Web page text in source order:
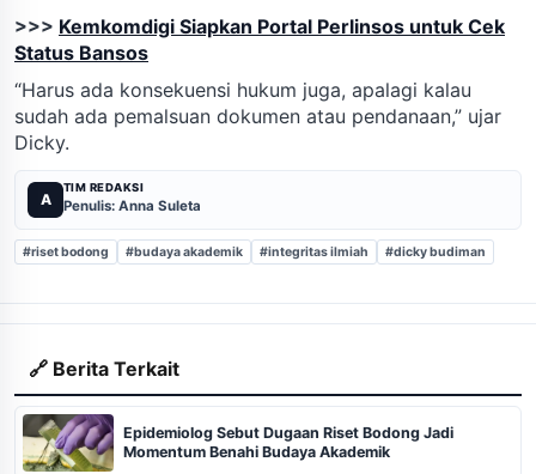
>>> Kemkomdigi Siapkan Portal Perlinsos untuk Cek
Status Bansos
“Harus ada konsekuensi hukum juga, apalagi kalau
sudah ada pemalsuan dokumen atau pendanaan,” ujar
Dicky.
A
TIM REDAKSI
Penulis: Anna Suleta
#riset bodong #budaya akademik #integritas ilmiah #dicky budiman
🔗 Berita Terkait
Epidemiolog Sebut Dugaan Riset Bodong Jadi
Momentum Benahi Budaya Akademik